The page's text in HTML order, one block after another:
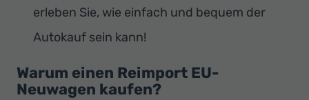
erleben Sie, wie einfach und bequem der
Autokauf sein kann!
Warum einen Reimport EU-
Neuwagen kaufen?